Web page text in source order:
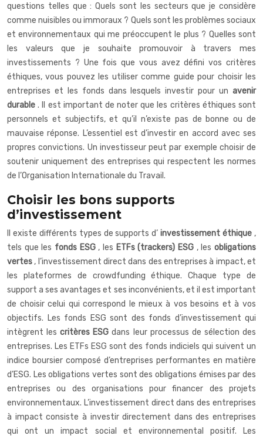
questions telles que : Quels sont les secteurs que je considère
comme nuisibles ou immoraux ? Quels sont les problèmes sociaux
et environnementaux qui me préoccupent le plus ? Quelles sont
les valeurs que je souhaite promouvoir à travers mes
investissements ? Une fois que vous avez défini vos critères
éthiques, vous pouvez les utiliser comme guide pour choisir les
entreprises et les fonds dans lesquels investir pour un avenir
durable. Il est important de noter que les critères éthiques sont
personnels et subjectifs, et qu’il n’existe pas de bonne ou de
mauvaise réponse. L’essentiel est d’investir en accord avec ses
propres convictions. Un investisseur peut par exemple choisir de
soutenir uniquement des entreprises qui respectent les normes
de l’Organisation Internationale du Travail.
Choisir les bons supports
d’investissement
Il existe différents types de supports d’investissement éthique ,
tels que les fonds ESG , les ETFs (trackers) ESG , lesobligations
vertes , l’investissement direct dans des entreprises à impact, et
les plateformes de crowdfunding éthique. Chaque type de
support a ses avantages et ses inconvénients, et il est important
de choisir celui qui correspond le mieux à vos besoins et à vos
objectifs. Les fonds ESG sont des fonds d’investissement qui
intègrent lescritères ESGdans leur processus de sélection des
entreprises. Les ETFs ESG sont des fonds indiciels qui suivent un
indice boursier composé d’entreprises performantes en matière
d’ESG. Les obligations vertes sont des obligations émises par des
entreprises ou des organisations pour financer des projets
environnementaux. L’investissement direct dans des entreprises
à impact consiste à investir directement dans des entreprises
qui ont un impact social et environnemental positif. Les